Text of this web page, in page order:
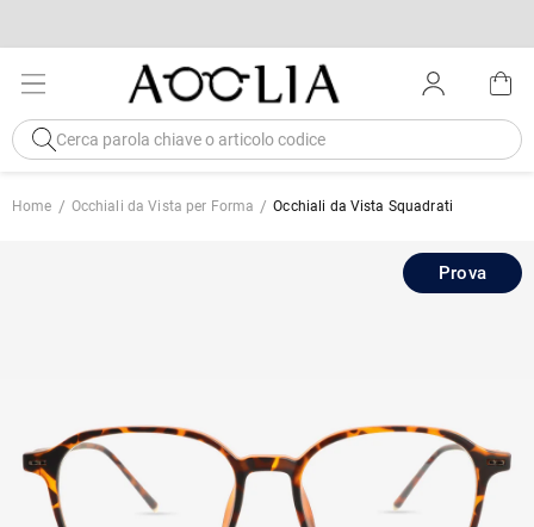
Home Occhiali da Vista per Forma Occhiali da Vista Squadrati
Prova